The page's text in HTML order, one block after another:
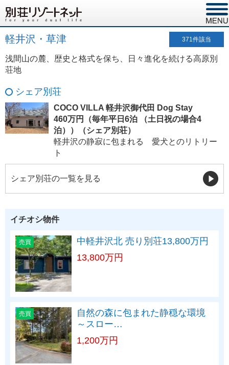
軽井沢・草津 371件該当
浅間山の麓、歴史と格式を保ち、日々進化を続ける高原別
荘地
シェア別荘
COCO VILLA 軽井沢御代田 Dog Stay
460万円（毎年平日6泊 （土日祝の場合4
泊））（シェア別荘）
軽井沢の静寂に包まれる 愛犬とのリトリー
ト
シェア別荘の一覧を見る
イチオシ物件
売買
中軽井沢北 売り別荘13,800万円
13,800万円
売買
自然の森に包まれた静穏な環境
～スロー…
1,200万円